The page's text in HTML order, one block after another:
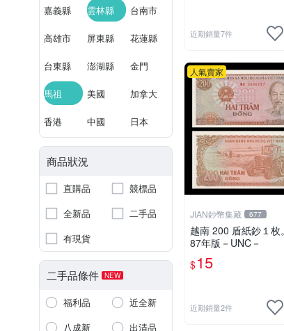
嘉義縣 雲林縣 台南市
高雄市 屏東縣 花蓮縣
台東縣 澎湖縣 金門
馬祖 美國 加拿大
香港 中國 日本
商品狀況
直購品
競標品
全新品
二手品
有現貨
二手品條件 NEW
福利品
近全新
八成新
出清品
近期銷量7件
人氣賣家
JIAN鈔幣集藏 677
越南 200 盾紙鈔１枚
87年版－UNC－
$15
近期銷量2件